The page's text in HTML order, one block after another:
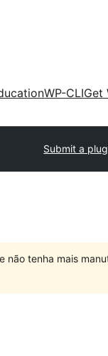
WP-CLIGet
Submit a
não tenha mais